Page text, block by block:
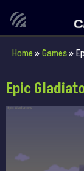
Home»Games»
Epic